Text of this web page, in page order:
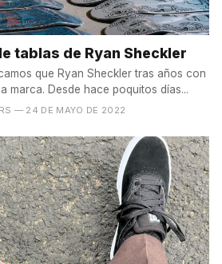
tablas de Ryan Sheckler
que Ryan Sheckler tras años con
marca. Desde hace poquitos días...
— 24 DE MAYO DE 2022